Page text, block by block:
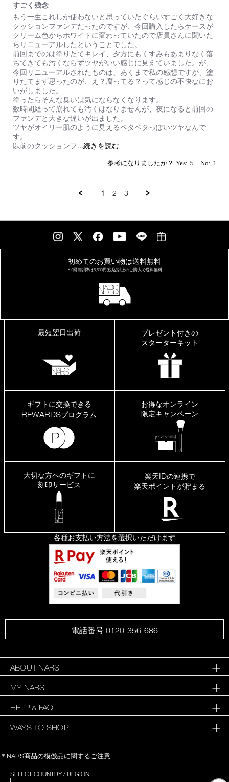
は
こ
ち
ら
を
使
用
し
て
ま
す。
すごく残念
Review
by
on
17
Jul
2026
review
stating
す
ご
く
残
念
もう一生これしか使わないと思っていたぐらいすごく大好きな
クッションファンデだったのですが、今回購入したらケースが
クリーム色からホワイトに変わっていたので店員さんに聞いた
らリニューアルしたということでした。
前回までのは塗りたてキレイ、夕方にもくすみもあまりなく落
ちてきても汚くならずツヤがいい感じに見えていました。が、
今回リニューアルされたものは、あくまで私の感想ですが、塗
りたてまず思ったのが、え？腐ってる？って感じの不快なにお
いがしました。
塗ったらそんな臭いは気にならなくなります。
数時間経って崩れても汚くはなりませんが、夜になると前回の
ファンデと大きな違いが出ました。
ツヤがオイリー肌のように見えるベタベタっぽいツヤなんで
す。
以前のクッションフ...続きを読むRead
about
ご
念
5 1
1 2 3
初めてのお買い物は送料無料
＊2回目以降は5,500円(税込)以上の ご購入で送料無料
最短翌日出荷
プレゼント付きの
スターターキット
ギフトに交換できる
REWARDSプログラム
お得なオンライン
限定キャンペーン
大切な方へのギフトに
刻印サービス
楽天IDの連携で
楽天ポイントが貯まる
各種お支払い方法を選択いただけます
電話番号 0120-356-686
ABOUT NARS
MY NARS
HELP & FAQ
WAYS TO SHOP
＊NARS商品の模倣品に関するご注意
SELECT COUNTRY / REGION